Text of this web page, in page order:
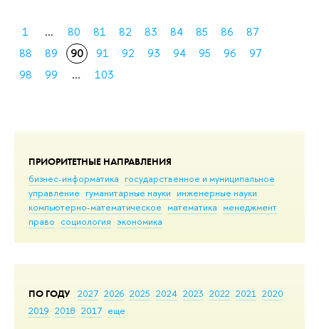
ПРИОРИТЕТНЫЕ НАПРАВЛЕНИЯ
бизнес-информатика государственное и муниципальное
управление гуманитарные науки инженерные науки
компьютерно-математическое математика менеджмент
право социология экономика
ПО ГОДУ 2027 2026 2025 2024 2023 2022 2021 2020
2019 2018 2017 еще
1 ... 80 81 82 83 84 85 86
87
88
89 90 91 92 93 94 95 96
97
98
99 ... 103